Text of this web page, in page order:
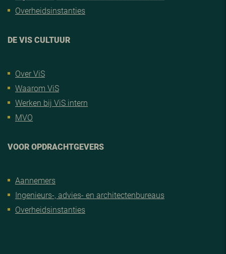
Overheidsinstanties
DE VIS CULTUUR
Over ViS
Waarom ViS
Werken bij ViS intern
MVO
VOOR OPDRACHTGEVERS
Aannemers
Ingenieurs-, advies- en architectenbureaus
Overheidsinstanties